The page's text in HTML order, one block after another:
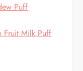
Puff
Fruit Milk Puff